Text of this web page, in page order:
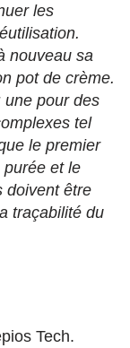
les
nouveau sa
pot de crème.
une pour des
tel
le premier
et le
doivent être
traçabilité du
Tech.